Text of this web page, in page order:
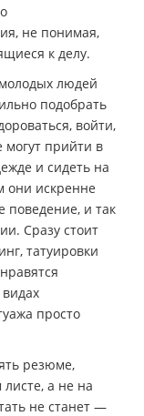
не понимая,
к делу.
людей
подобрать
войти,
могут прийти в
и сидеть на
они искренне
поведение, и так
Сразу стоит
татуировки
просто
резюме,
а не на
не станет —